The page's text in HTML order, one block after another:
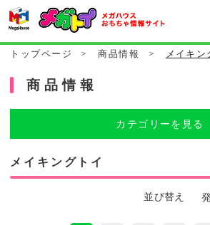
トップページ > 商品情報 > メイキン
商品情報
カテゴリーを見る
メイキングトイ
並び替え